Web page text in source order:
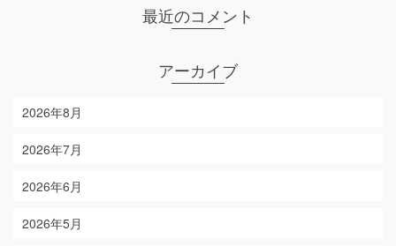
最近のコメント
アーカイブ
2026年8月
2026年7月
2026年6月
2026年5月